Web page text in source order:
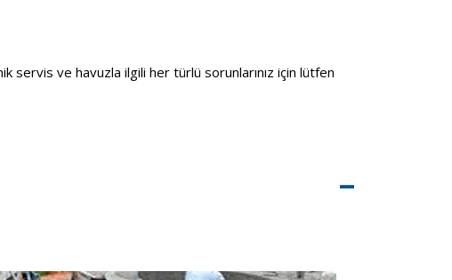
servis ve havuzla ilgili her türlü sorunlarınız için lütfen
–